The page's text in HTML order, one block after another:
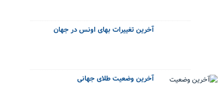
آخرین تغییرات بهای اونس در جهان
آخرین وضعیت طلای جهانی